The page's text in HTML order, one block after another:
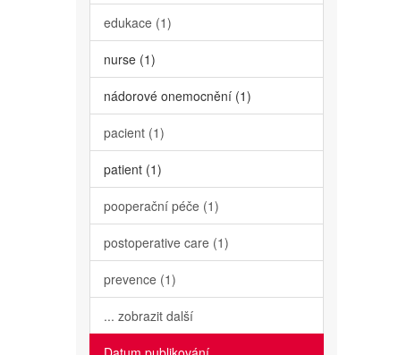
edukace (1)
nurse (1)
nádorové onemocnění (1)
pacient (1)
patient (1)
pooperační péče (1)
postoperative care (1)
prevence (1)
... zobrazit další